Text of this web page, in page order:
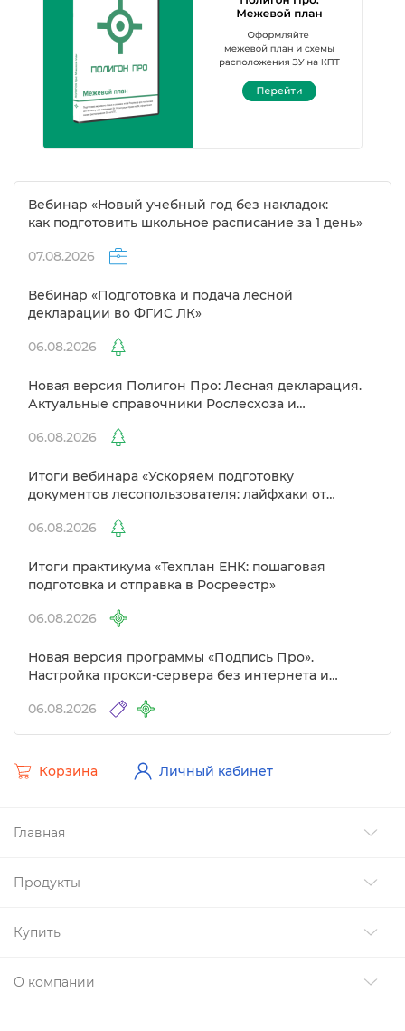
ебинар «Новый учебный год без накладок:
как подготовить школьное расписание за 1 день»
07.08.2026
ебинар «Подготовка и подача лесной
декларации во ФГИС ЛК»
06.08.2026
Новая версия Полигон Про: Лесная декларация.
Актуальные справочники Рослесхоза и
06.08.2026
Итоги вебинара «Ускоряем подготовку
документов лесопользователя: лайфхаки от
06.08.2026
Итоги практикума «Техплан ЕНК: пошаговая
подготовка и отправка в Росреестр»
06.08.2026
Новая версия программы «Подпись Про».
Настройка прокси-сервера без интернета и
06.08.2026
Главная
Продукты
Купить
О компании
Корзина Личный кабинет